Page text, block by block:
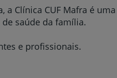
a Clínica CUF Mafra é uma
saúde da família.
e profissionais.